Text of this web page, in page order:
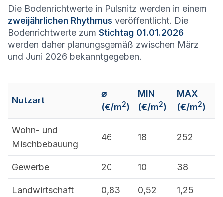
Die Bodenrichtwerte in Pulsnitz werden in einem
zweijährlichen Rhythmus veröffentlicht. Die
Bodenrichtwerte zum Stichtag 01.01.2026
werden daher planungsgemäß zwischen März
und Juni 2026 bekanntgegeben.
Nutzart
⌀
(€/m2)
MIN
(€/m2)
MAX
(€/m2)
Wohn- und
Mischbebauung
46 18 252
Gewerbe 20 10 38
Landwirtschaft 0,83 0,52 1,25